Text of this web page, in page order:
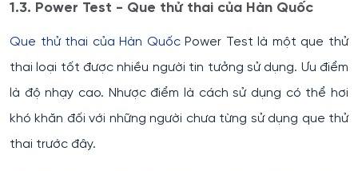
1.3. Power Test - Que thử thai của Hàn Quốc
Que thử thai của Hàn QuốcPower Test là một que thử
thai loại tốt được nhiều người tin tưởng sử dụng. Ưu điểm
là độ nhạy cao. Nhược điểm là cách sử dụng có thể hơi
khó khăn đối với những người chưa từng sử dụng que thử
thai trước đây.